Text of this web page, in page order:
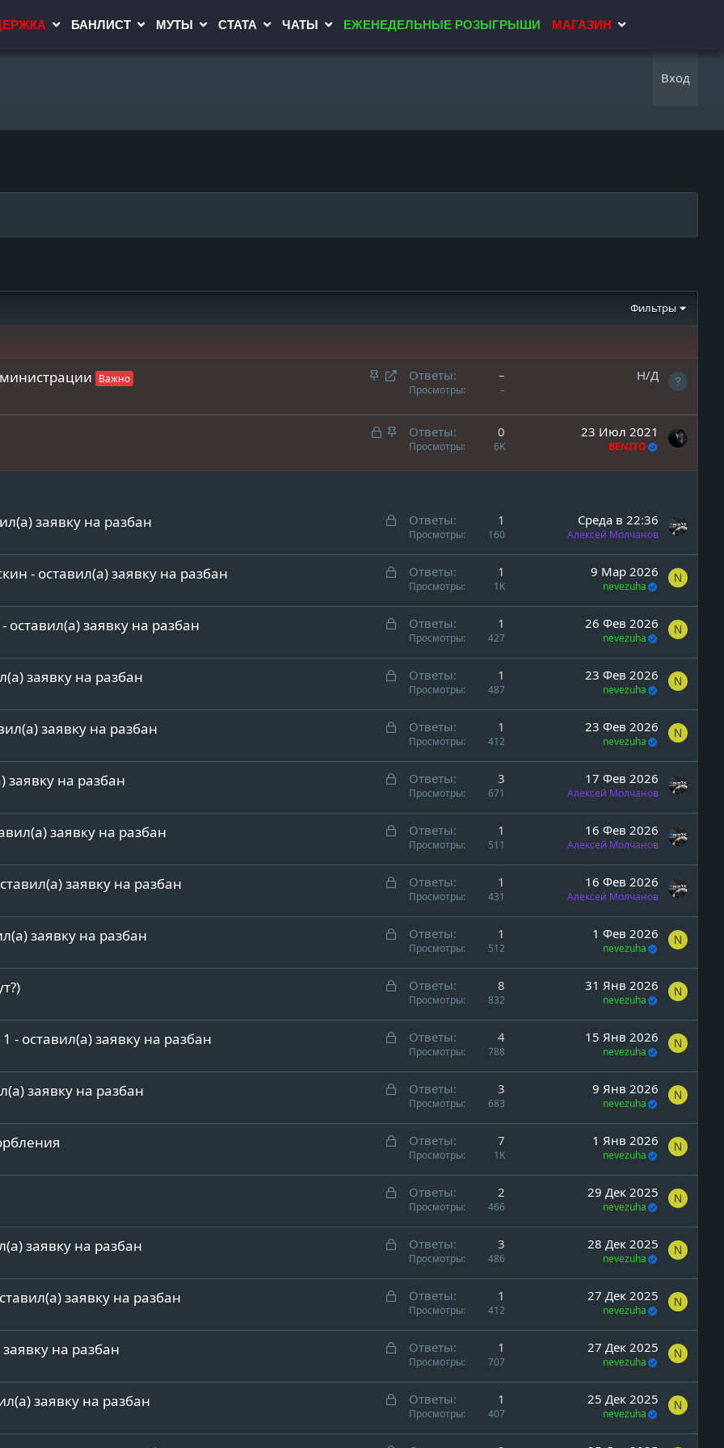
БАНЛИСТ МУТЫ СТАТА ЧАТЫ ЕЖЕНЕДЕЛЬНЫЕ РОЗЫГРЫШИ МАГАЗИН
Вход
Фильтры
З
р
е
л
П
е
р
а
я
Ответы –
Просмотры –
Н/Д
З
З
п
н
Ответы 0
Просмотры 6K
23 Июл 2021
BENITO
З
к
р
т
а
заявку на разбан Ответы 1
Просмотры 160
Среда в 22:36
Алексей Молчанов
З
к
р
т
а
- оставил(а) заявку на разбан Ответы 1
Просмотры 1K
9 Мар 2026
nevezuha
N
З
к
р
т
а
оставил(а) заявку на разбан Ответы 1
Просмотры 427
26 Фев 2026
nevezuha
N
З
к
р
т
а
заявку на разбан Ответы 1
Просмотры 487
23 Фев 2026
nevezuha
N
З
к
р
т
а
заявку на разбан Ответы 1
Просмотры 412
23 Фев 2026
nevezuha
N
З
к
р
т
а
заявку на разбан Ответы 3
Просмотры 671
17 Фев 2026
Алексей Молчанов
З
к
р
т
а
заявку на разбан Ответы 1
Просмотры 511
16 Фев 2026
Алексей Молчанов
З
к
р
т
а
заявку на разбан Ответы 1
Просмотры 431
16 Фев 2026
Алексей Молчанов
З
к
р
т
а
заявку на разбан Ответы 1
Просмотры 512
1 Фев 2026
nevezuha
N
З
к
р
т
а
Ответы 8
Просмотры 832
31 Янв 2026
nevezuha
N
З
к
р
т
а
- оставил(а) заявку на разбан Ответы 4
Просмотры 788
15 Янв 2026
nevezuha
N
З
к
р
т
а
заявку на разбан Ответы 3
Просмотры 683
9 Янв 2026
nevezuha
N
З
к
р
т
а
Ответы 7
Просмотры 1K
1 Янв 2026
nevezuha
N
З
к
р
т
а
Ответы 2
Просмотры 466
29 Дек 2025
nevezuha
N
З
к
р
т
а
заявку на разбан Ответы 3
Просмотры 486
28 Дек 2025
nevezuha
N
З
к
р
т
а
заявку на разбан Ответы 1
Просмотры 412
27 Дек 2025
nevezuha
N
З
к
р
т
на разбан Ответы 1
Просмотры 707
27 Дек 2025
nevezuha
N
З
к
заявку на разбан Ответы 1
Просмотры 407
25 Дек 2025
nevezuha
N